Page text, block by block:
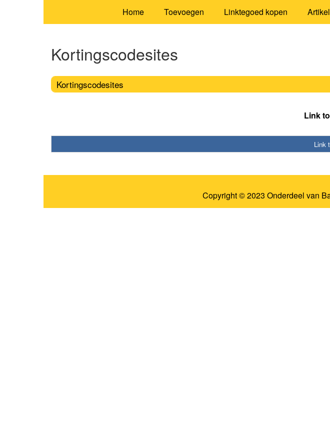
Home Toevoegen Linktegoed kopen
Kortingscodesites
Kortingscodesites
Link
Link
Copyright © 2023 Onderdeel van